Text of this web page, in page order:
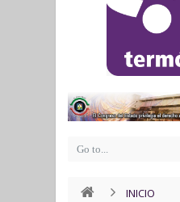
INICIO